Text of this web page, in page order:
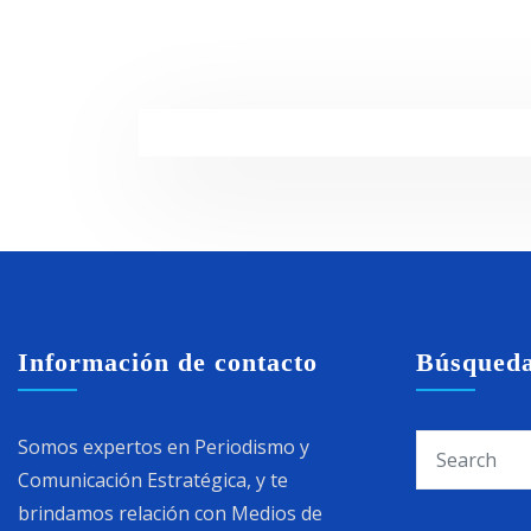
Información de contacto
Somos expertos en Periodismo y
Comunicación Estratégica, y te
brindamos relación con Medios de